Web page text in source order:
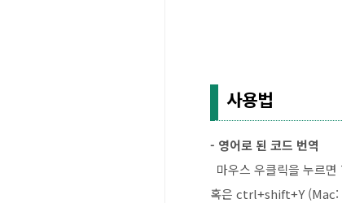
사용법
- 영어로 된 코드 번역
마우스 우클릭을 누르
혹은 ctrl+shift+Y